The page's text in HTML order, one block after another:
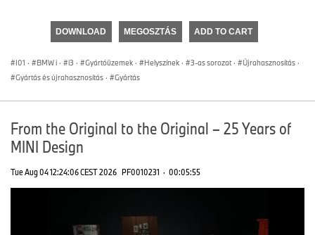
seconds
DOWNLOAD MEGOSZTÁS ADD TO CART
I01 · BMW i · i3 · Gyártóüzemek · Helyszínek · 3-as sorozat · Újrahasznosítás ·
Gyártás és újrahasznosítás · Gyártás
From the Original to the Original – 25 Years of
MINI Design
Tue Aug 04 12:24:06 CEST 2026 PF0010231 · 00:05:55